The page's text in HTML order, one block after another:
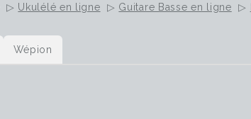
▷ Ukulélé en ligne ▷ Guitare Basse en ligne ▷
Wépion